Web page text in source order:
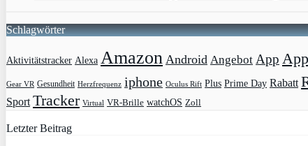
Schlagwörter
Aktivitätstracker Alexa Amazon Android Angebot App
Gear VR Gesundheit Herzfrequenz iphone Oculus Rift Plus Prime Day Rabatt
Sport Tracker Virtual VR-Brille watchOS Zoll
Letzter Beitrag